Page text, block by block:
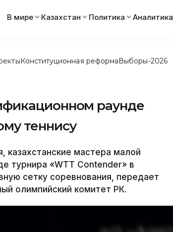
В мире Казахстан Политика Аналитика
Конституционная реформаВыборы-2026
раунде
теннису
мастера малой
турнира «WTT Contender» в
сетку соревнования, передает
олимпийский комитет РК.